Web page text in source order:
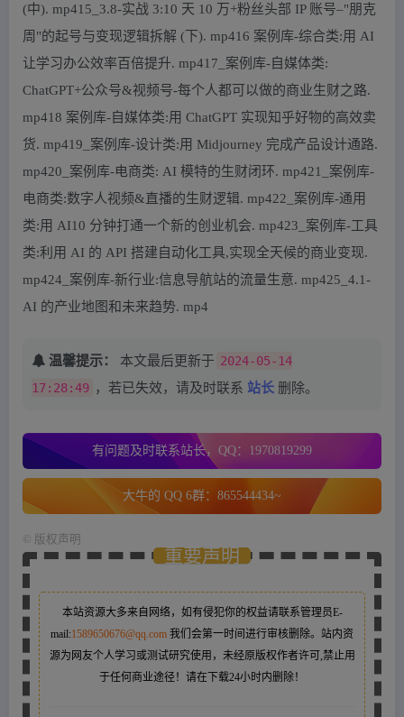
(中). mp415_3.8-实战 3:10 天 10 万+粉丝头部 IP 账号–"朋克
周"的起号与变现逻辑拆解 (下). mp416 案例库-综合类:用 AI
让学习办公效率百倍提升. mp417_案例库-自媒体类:
ChatGPT+公众号&视频号-每个人都可以做的商业生财之路.
mp418 案例库-自媒体类:用 ChatGPT 实现知乎好物的高效卖
货. mp419_案例库-设计类:用 Midjourney 完成产品设计通路.
mp420_案例库-电商类: AI 模特的生财闭环. mp421_案例库-
电商类:数字人视频&直播的生财逻辑. mp422_案例库-通用
类:用 AI10 分钟打通一个新的创业机会. mp423_案例库-工具
类:利用 AI 的 API 搭建自动化工具,实现全天候的商业变现.
mp424_案例库-新行业:信息导航站的流量生意. mp425_4.1-
AI 的产业地图和未来趋势. mp4
温馨提示： 本文最后更新于 2024-05-14
17:28:49 ，若已失效，请及时联系 站长 删除。
有问题及时联系站长，QQ：1970819299
大牛的 QQ 6群：865544434~
版权声明
重要声明
本站资源大多来自网络，如有侵犯你的权益请联系管理员E-
mail:1589650676@qq.com 我们会第一时间进行审核删除。站内资
源为网友个人学习或测试研究使用，未经原版权作者许可,禁止用
于任何商业途径！请在下载24小时内删除！